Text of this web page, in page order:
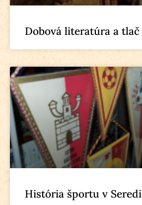
Dobová literatúra a tlač
História športu v Seredi